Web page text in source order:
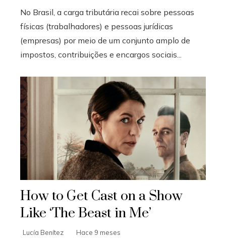
No Brasil, a carga tributária recai sobre pessoas
físicas (trabalhadores) e pessoas jurídicas
(empresas) por meio de um conjunto amplo de
impostos, contribuições e encargos sociais...
How to Get Cast on a Show
Like ‘The Beast in Me’
Lucía Benítez Hace 9 meses